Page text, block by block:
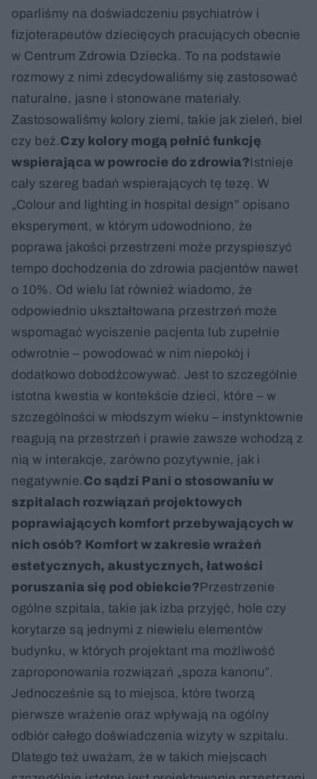
oparliśmy na doświadczeniu psychiatrów i
fizjoterapeutów dziecięcych pracujących obecnie
w Centrum Zdrowia Dziecka. To na podstawie
rozmowy z nimi zdecydowaliśmy się zastosować
naturalne, jasne i stonowane materiały.
Zastosowaliśmy kolory ziemi, takie jak zieleń, biel
czy beż.Czy kolory mogą pełnić funkcję
wspierająca w powrocie do zdrowia?Istnieje
cały szereg badań wspierających tę tezę. W
„Colour and lighting in hospital design” opisano
eksperyment, w którym udowodniono, że
poprawa jakości przestrzeni może przyspieszyć
tempo dochodzenia do zdrowia pacjentów nawet
o 10%. Od wielu lat również wiadomo, że
odpowiednio ukształtowana przestrzeń może
wspomagać wyciszenie pacjenta lub zupełnie
odwrotnie – powodować w nim niepokój i
dodatkowo dobodźcowywać. Jest to szczególnie
istotna kwestia w kontekście dzieci, które – w
szczególności w młodszym wieku – instynktownie
reagują na przestrzeń i prawie zawsze wchodzą z
nią w interakcje, zarówno pozytywnie, jak i
negatywnie. Co sądzi Pani o stosowaniu w
szpitalach rozwiązań projektowych
poprawiających komfort przebywających w
nich osób? Komfort w zakresie wrażeń
estetycznych, akustycznych, łatwości
poruszania się pod obiekcie?Przestrzenie
ogólne szpitala, takie jak izba przyjęć, hole czy
korytarze są jednymi z niewielu elementów
budynku, w których projektant ma możliwość
zaproponowania rozwiązań „spoza kanonu”.
Jednocześnie są to miejsca, które tworzą
pierwsze wrażenie oraz wpływają na ogólny
odbiór całego doświadczenia wizyty w szpitalu.
Dlatego też uważam, że w takich miejscach